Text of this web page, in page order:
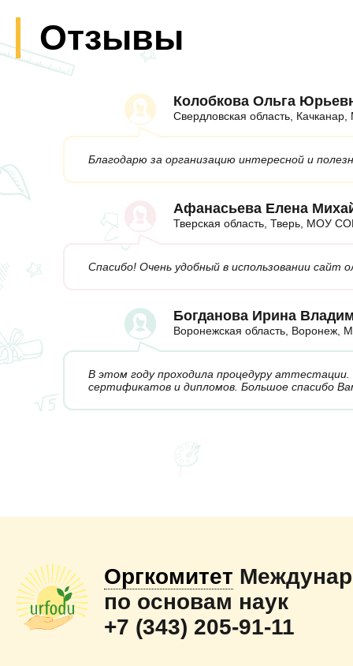
Отзывы
Колобкова Ольга
Свердловская область,
Благодарю за организацию интересной и
Афанасьева Елена
Тверская область, Тверь, МОУ
Спасибо! Очень удобный в использовании сайт
Богданова Ирина
Воронежская область,
В этом году проходила процедуру
сертификатов и дипломов. Большое спасибо
Оргкомитет
по основам наук
+7 (343) 205-91-11